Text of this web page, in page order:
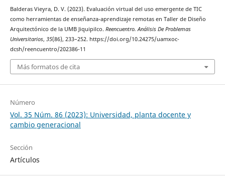
Balderas Vieyra, D. V. (2023). Evaluación virtual del uso emergente de TIC
como herramientas de enseñanza-aprendizaje remotas en Taller de Diseño
Arquitectónico de la UMB Jiquipilco. Reencuentro. Análisis De Problemas
Universitarios, 35(86), 233–252. https://doi.org/10.24275/uamxoc-
dcsh/reencuentro/202386-11
Más formatos de cita
Número
Vol. 35 Núm. 86 (2023): Universidad, planta docente y
cambio generacional
Sección
Artículos